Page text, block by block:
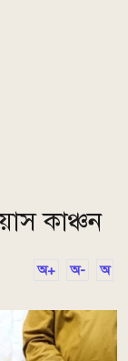
কাঞ্চন
অ+ অ- অ